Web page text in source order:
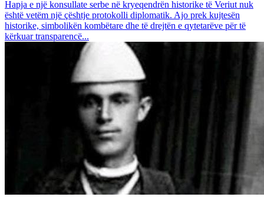
Hapja e një konsullate serbe në kryeqendrën historike të Veriut nuk
është vetëm një çështje protokolli diplomatik. Ajo prek kujtesën
historike, simbolikën kombëtare dhe të drejtën e qytetarëve për të
kërkuar transparencë...